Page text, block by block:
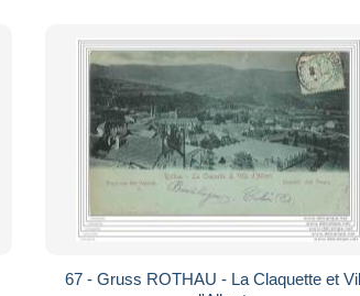
67 - Gruss ROTHAU - La Claquette et